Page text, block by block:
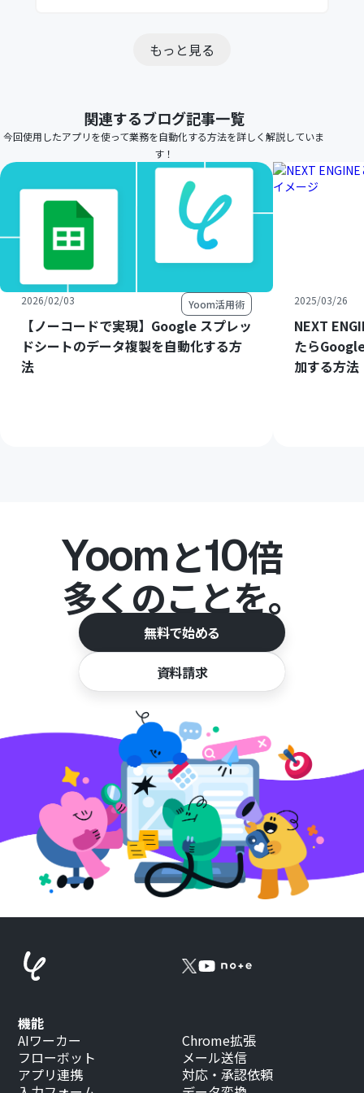
もっと見る
関連するブログ記事一覧
今回使用したアプリを使って業務を自動化する方法を詳しく解説していま
す！
2026/02/03 Yoom活用術
【ノーコードで実現】Google スプレッ
ドシートのデータ複製を自動化する方
法
2025/03/26
NEXT
たら
加する方法
Yoomと10倍
多くのことを。
無料で始める
資料請求
機能
AIワーカー
フローボット
アプリ連携
Chrome拡張
メール送信
対応・承認依頼